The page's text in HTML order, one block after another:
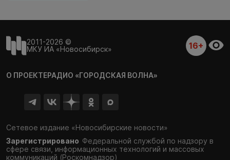
2011-2026 ©
МКУ ИА «Новосибирск»
16+
О ПРОЕКТЕРАДИО «ГОРОДСКАЯ ВОЛНА»
Сетевое издание «Новосибирские новости»
Зарегистрировано Федеральной службой по надзору в
сфере связи, информационных технологий и массовых
коммуникаций (Роскомнадзор)